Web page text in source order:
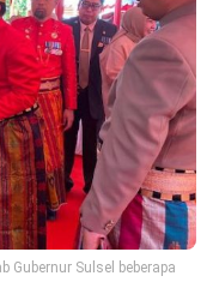
Gubernur Sulsel beberapa